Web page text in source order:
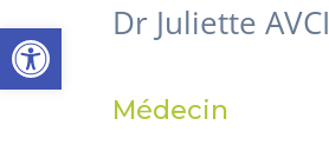
Ouvrir la barre d’outilsDr Juliette AVCI
Médecin